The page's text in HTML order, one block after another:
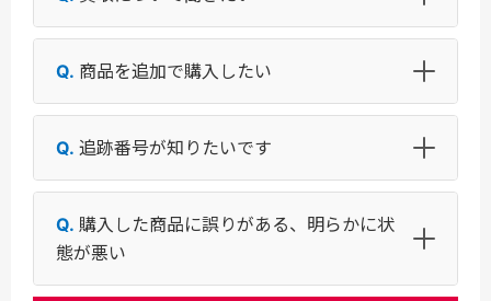
商品を追加で購入したい
追跡番号が知りたいです
購入した商品に誤りがある、明らかに状
態が悪い